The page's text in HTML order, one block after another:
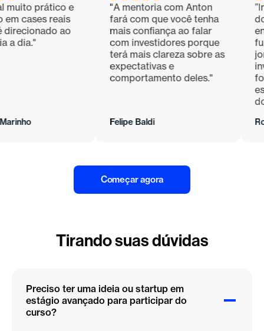
prático e
reais
ao
"A mentoria com Anton
fará com que você tenha
mais confiança ao falar
com investidores porque
terá mais clareza sobre as
expectativas e
comportamento deles."
Felipe Baldi
do
do
Roger
Começar agora
Tirando suas dúvidas
Preciso ter uma ideia ou startup em
estágio avançado para participar do
curso?